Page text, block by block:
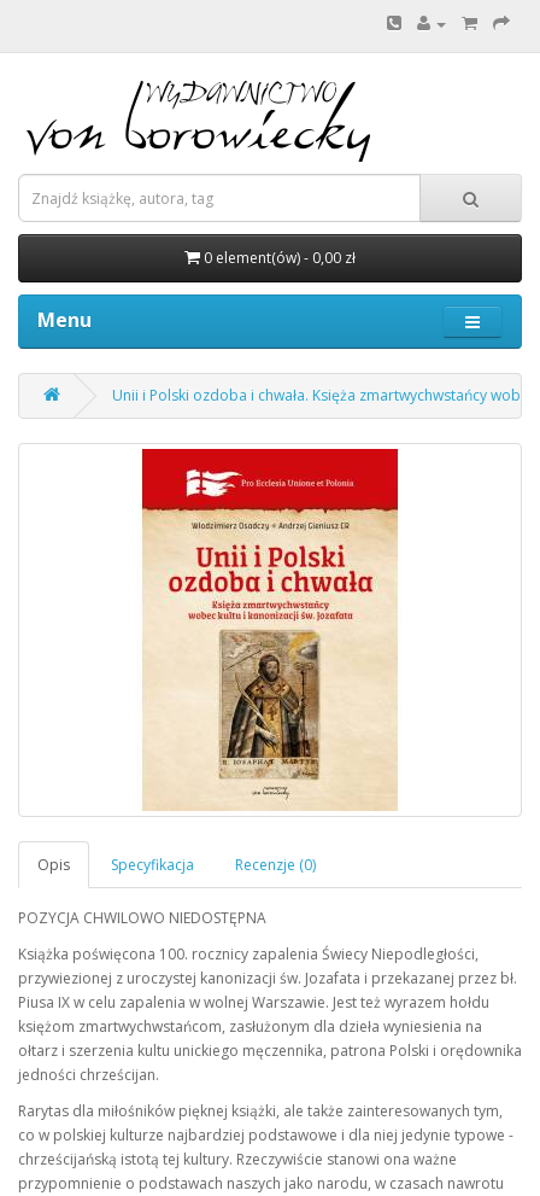
0 element(ów) - 0,00 zł
Menu
Unii i Polski ozdoba i chwała. Księża zmartwychwstańcy
POZYCJA CHWILOWO NIEDOSTĘPNA
Książka poświęcona 100. rocznicy zapalenia Świecy Niepodległości,
przywiezionej z uroczystej kanonizacji św. Jozafata i przekazanej przez bł.
Piusa IX w celu zapalenia w wolnej Warszawie. Jest też wyrazem hołdu
księżom zmartwychwstańcom, zasłużonym dla dzieła wyniesienia na
ołtarz i szerzenia kultu unickiego męczennika, patrona Polski i orędownika
jedności chrześcijan.
Rarytas dla miłośników pięknej książki, ale także zainteresowanych tym,
co w polskiej kulturze najbardziej podstawowe i dla niej jedynie typowe -
chrześcijańską istotą tej kultury. Rzeczywiście stanowi ona ważne
przypomnienie o podstawach naszych jako narodu, w czasach nawrotu